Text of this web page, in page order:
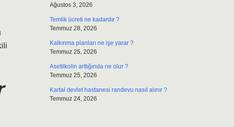
Ağustos 3, 2026
Temlik ücreti ne kadardır ?
Temmuz 28, 2026
Kalkınma planları ne işe yarar ?
Temmuz 25, 2026
Asetilkolin arttığında ne olur ?
Temmuz 25, 2026
Kartal devlet hastanesi randevu nasıl alınır ?
Temmuz 24, 2026